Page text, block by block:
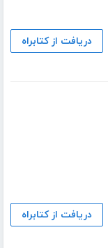
دریافت از کتابراه
دریافت از کتابراه